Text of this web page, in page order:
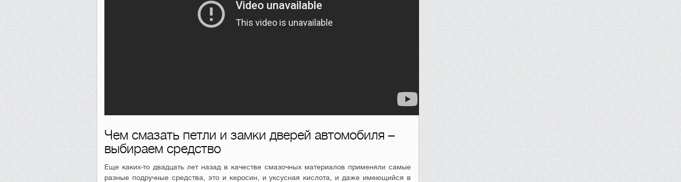
Чем смазать петли и замки дверей автомобиля –
выбираем средство
Еще каких-то двадцать лет назад в качестве смазочных материалов применяли самые
разные подручные средства, это и керосин, и уксусная кислота, и даже имеющийся в